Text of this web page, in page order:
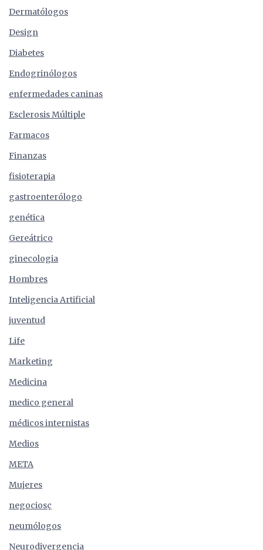
Dermatólogos
Design
Diabetes
Endogrinólogos
enfermedades caninas
Esclerosis Múltiple
Farmacos
Finanzas
fisioterapia
gastroenterólogo
genética
Gereátrico
ginecologia
Hombres
Inteligencia Artificial
juventud
Life
Marketing
Medicina
medico general
médicos internistas
Medios
META
Mujeres
negociosç
neumólogos
Neurodivergencia